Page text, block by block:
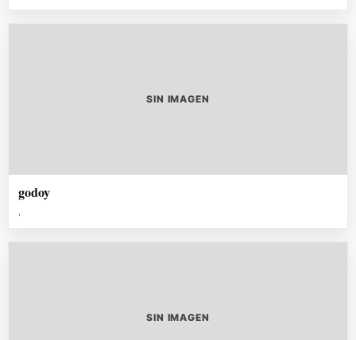
SIN IMAGEN
godoy
,
SIN IMAGEN